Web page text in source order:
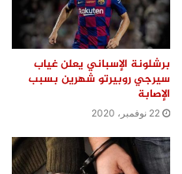
برشلونة الإسباني يعلن غياب
سيرجي روبيرتو شهرين بسبب
الإصابة
22 نوفمبر، 2020